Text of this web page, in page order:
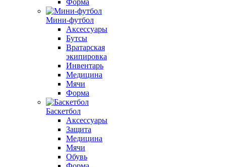
Форма
Мини-футбол
Аксессуары
Бутсы
Вратарская
экипировка
Инвентарь
Медицина
Мячи
Форма
Баскетбол
Аксессуары
Защита
Медицина
Мячи
Обувь